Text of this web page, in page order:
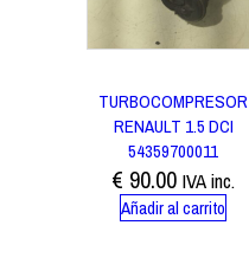
TURBOCOMPRESOR
RENAULT 1.5 DCI
54359700011
€ 90.00 IVA inc.
Añadir al carrito